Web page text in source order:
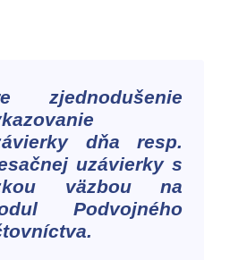
zjednodušenie
dňa resp.
uzávierky s
väzbou na
Podvojného